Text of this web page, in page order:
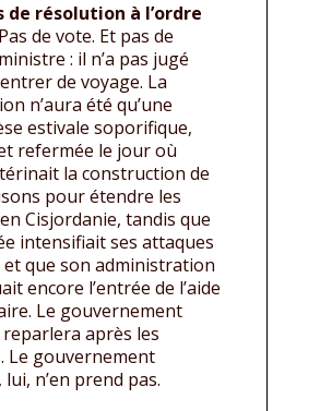
de résolution à l’ordre
de vote. Et pas de
: il n’a pas jugé
de voyage. La
n’aura été qu’une
estivale soporifique,
refermée le jour où
la construction de
pour étendre les
Cisjordanie, tandis que
intensifiait ses attaques
et que son administration
encore l’entrée de l’aide
Le gouvernement
après les
Le gouvernement
n’en prend pas.